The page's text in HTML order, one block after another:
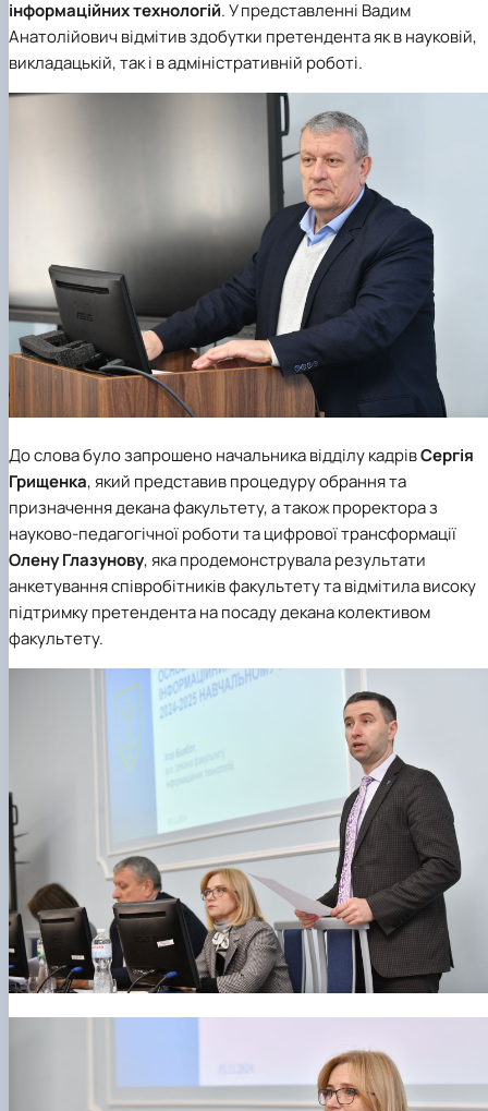
інформаційних технологій. У представленні Вадим
Анатолійович відмітив здобутки претендента як в науковій,
викладацькій, так і в адміністративній роботі.
До слова було запрошено начальника відділу кадрівСергія
Грищенка, який представив процедуру обрання та
призначення декана факультету, а також проректора з
науково-педагогічної роботи та цифрової трансформації
Олену Глазунову, яка продемонструвала результати
анкетування співробітників факультету та відмітила високу
підтримку претендента на посаду декана колективом
факультету.